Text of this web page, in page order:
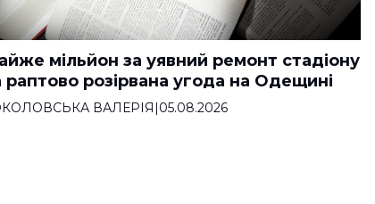
мільйон за уявний ремонт стадіону
раптово розірвана угода на Одещині
ВАЛЕРІЯ|05.08.2026